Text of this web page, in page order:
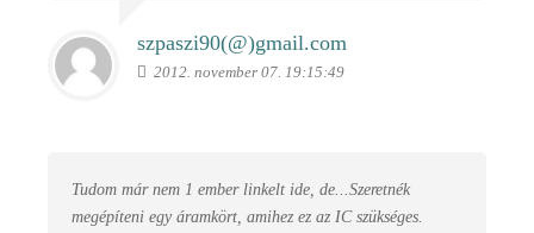
szpaszi90(@)gmail.com
2012. november 07. 19:15:49
Tudom már nem 1 ember linkelt ide, de...Szeretnék
megépíteni egy áramkört, amihez ez az IC szükséges.